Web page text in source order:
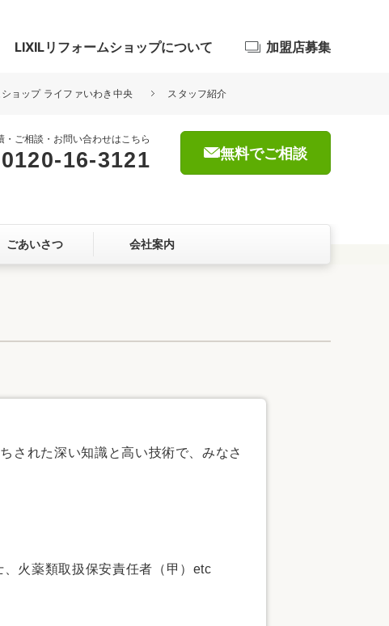
屋根・外壁
LIXILリフォームショップについて
い暮らしをつくる、価値・性能向上
加盟店募集
ョップ ライファいわき中央 スタッフ紹介
・ご相談・お問い合わせはこちら
0120-16-3121 無料でご相談
ごあいさつ 会社案内
された深い知識と高い技術で、みなさ
火薬類取扱保安責任者（甲）etc